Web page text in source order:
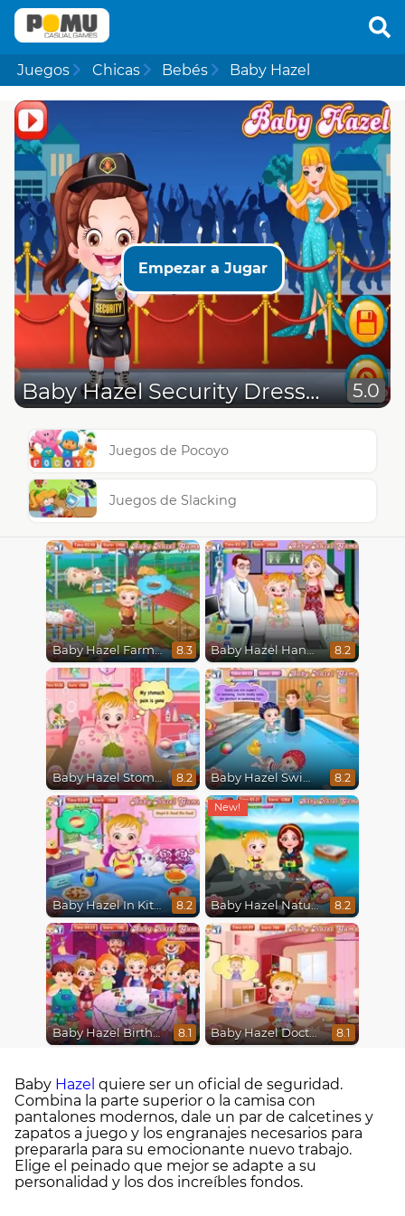
Juegos Chicas Bebés Baby Hazel
Empezar a Jugar
Baby Hazel Security Dressup 5.0
Juegos de Pocoyo
Juegos de Slacking
Baby Hazel Farm Tour 8.3 Baby Hazel Hand Fracture 8.2
Baby Hazel Stomach Care 8.2 Baby Hazel Swimming 8.2
Baby Hazel In Kitchen 8.2 Baby Hazel Nature Explorer 8.2
Baby Hazel Birthday Party 8.1 Baby Hazel Doctor Play 8.1
Baby Hazel quiere ser un oficial de seguridad.
Combina la parte superior o la camisa con
pantalones modernos, dale un par de calcetines y
zapatos a juego y los engranajes necesarios para
prepararla para su emocionante nuevo trabajo.
Elige el peinado que mejor se adapte a su
personalidad y los dos increíbles fondos.